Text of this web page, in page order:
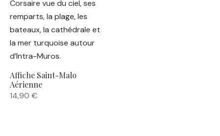
Affiche Saint-Malo
Aérienne
14,90 €